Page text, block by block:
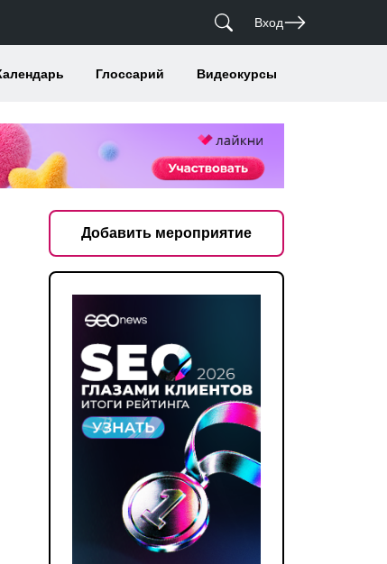
Вход
Глоссарий Видеокурсы
Добавить мероприятие